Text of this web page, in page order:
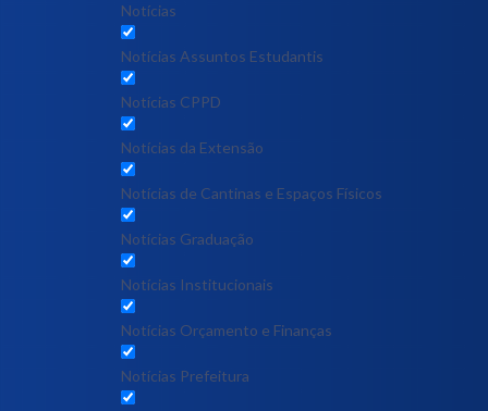
Notícias
Notícias Assuntos Estudantis
Notícias CPPD
Notícias da Extensão
Notícias de Cantinas e Espaços Físicos
Notícias Graduação
Notícias Institucionais
Notícias Orçamento e Finanças
Notícias Prefeitura